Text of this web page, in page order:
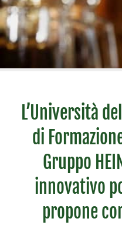
L’Università
di
Gruppo
innovativo
propone